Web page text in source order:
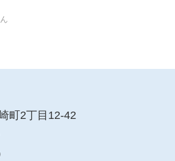
町2丁目12-42